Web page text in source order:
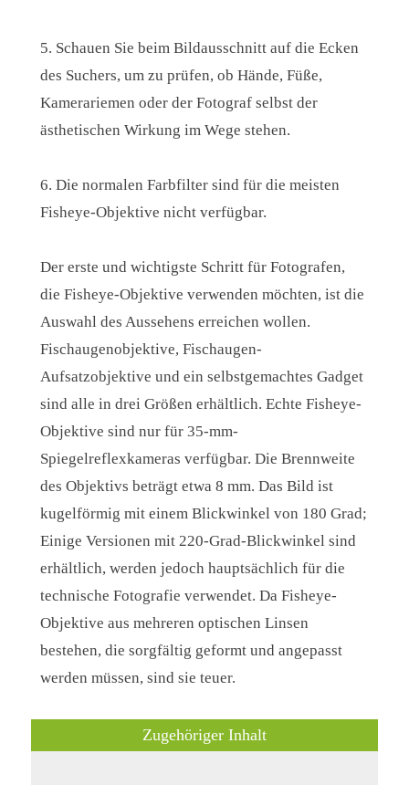
5. Schauen Sie beim Bildausschnitt auf die Ecken
des Suchers, um zu prüfen, ob Hände, Füße,
Kamerariemen oder der Fotograf selbst der
ästhetischen Wirkung im Wege stehen.
6. Die normalen Farbfilter sind für die meisten
Fisheye-Objektive nicht verfügbar.
Der erste und wichtigste Schritt für Fotografen,
die Fisheye-Objektive verwenden möchten, ist die
Auswahl des Aussehens erreichen wollen.
Fischaugenobjektive, Fischaugen-
Aufsatzobjektive und ein selbstgemachtes Gadget
sind alle in drei Größen erhältlich. Echte Fisheye-
Objektive sind nur für 35-mm-
Spiegelreflexkameras verfügbar. Die Brennweite
des Objektivs beträgt etwa 8 mm. Das Bild ist
kugelförmig mit einem Blickwinkel von 180 Grad;
Einige Versionen mit 220-Grad-Blickwinkel sind
erhältlich, werden jedoch hauptsächlich für die
technische Fotografie verwendet. Da Fisheye-
Objektive aus mehreren optischen Linsen
bestehen, die sorgfältig geformt und angepasst
werden müssen, sind sie teuer.
Zugehöriger Inhalt